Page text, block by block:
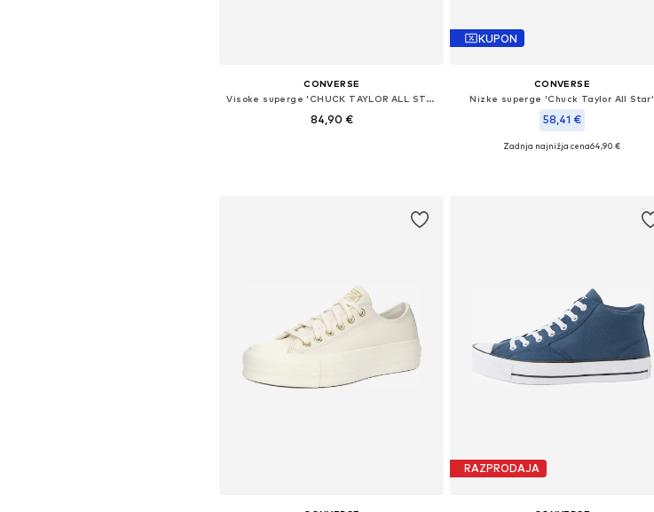
CONVERSE
Visoke superge 'CHUCK TAYLOR ALL STAR'
84,90 €
KUPON
CONVERSE
Nizke superge 'Chuck Taylor All Star'
58,41 €
Zadnja najnižja cena64,90 €
RAZPRODAJA